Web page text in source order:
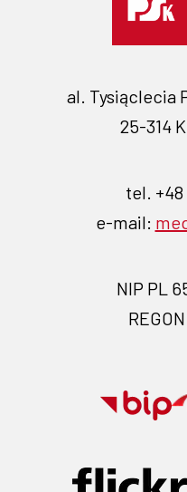
al. Tysiąclecia
25-314
tel. +48
e-mail:
NIP PL